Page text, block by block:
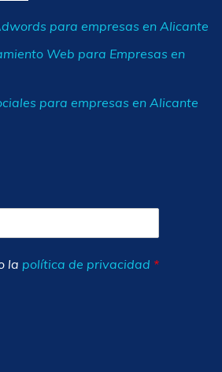
para empresas en Alicante
Web para Empresas en
para empresas en Alicante
la política de privacidad *